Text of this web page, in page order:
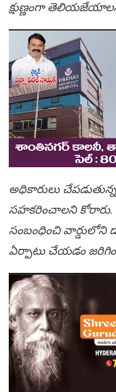
క్షుణ్ణంగా
అధికారులు
సహకరించాలని కోరారు.
సంబంధించి వార్డులోని
ఏర్పాటు చేయడం